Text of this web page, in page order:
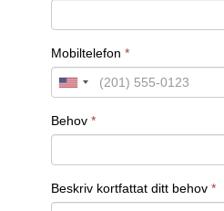
Kontakta oss för offert